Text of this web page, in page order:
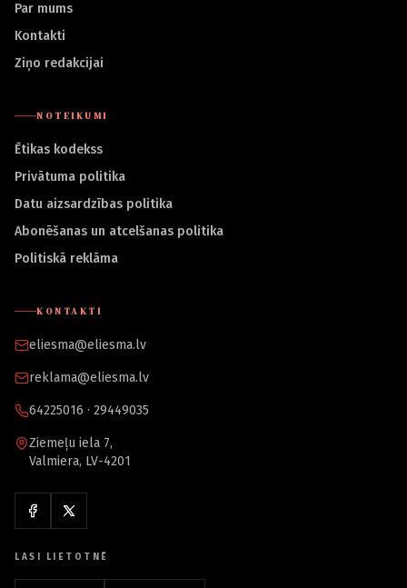
Par mums
Kontakti
Ziņo redakcijai
NOTEIKUMI
Ētikas kodekss
Privātuma politika
Datu aizsardzības politika
Abonēšanas un atcelšanas politika
Politiskā reklāma
KONTAKTI
eliesma@eliesma.lv
reklama@eliesma.lv
64225016 · 29449035
Ziemeļu iela 7,
Valmiera, LV-4201
LASI LIETOTNĒ